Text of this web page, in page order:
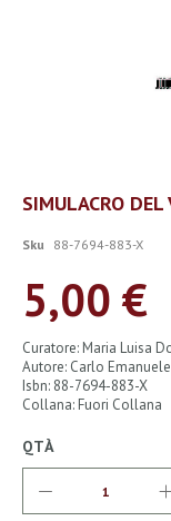
Vai
all'inizio
galleria
immagini
SIMULACRO DEL
Sku 88-7694-883-X
5,00 €
Curatore: Maria Luisa
Autore: Carlo
Isbn: 88-7694-883-X
Collana: Fuori Collana
QTÀ